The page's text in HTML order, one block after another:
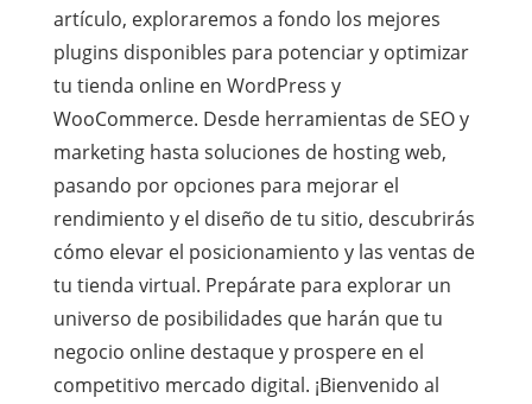
artículo, exploraremos a fondo los mejores
plugins disponibles para potenciar y optimizar
tu tienda online en WordPress y
WooCommerce. Desde herramientas de SEO y
marketing hasta soluciones de hosting web,
pasando por opciones para mejorar el
rendimiento y el diseño de tu sitio, descubrirás
cómo elevar el posicionamiento y las ventas de
tu tienda virtual. Prepárate para explorar un
universo de posibilidades que harán que tu
negocio online destaque y prospere en el
competitivo mercado digital. ¡Bienvenido al